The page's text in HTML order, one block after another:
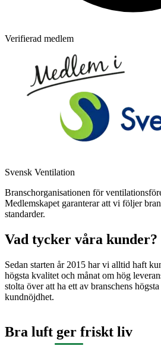
Verifierad medlem
Svensk Ventilation
Branschorganisationen för
Medlemskapet garanterar att vi följer
standarder.
Vad tycker våra kunder?
Sedan starten år 2015 har vi alltid haft
högsta kvalitet och månat om hög
stolta över att ha ett av branschens
kundnöjdhet.
Bra luft ger friskt liv